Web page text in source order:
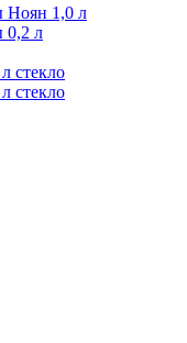
Ноян 1,0 л
0,2 л
стекло
стекло